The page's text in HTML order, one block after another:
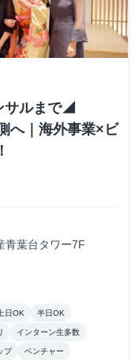
サルまで◢
へ｜海外事業×ビ
青葉台タワー7F
日OK 半日OK
インターン生多数
プ ベンチャー